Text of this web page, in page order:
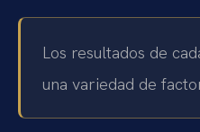
Los resultados de
una variedad de